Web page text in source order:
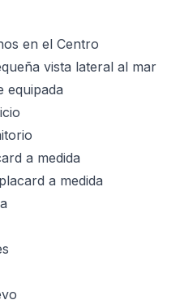
en el Centro
vista lateral al mar
equipada
a medida
a medida